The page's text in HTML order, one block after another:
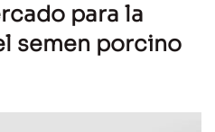
para la
semen porcino